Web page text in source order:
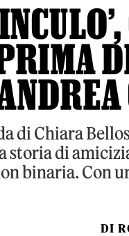
di Chiara
storia di
binaria. Con
DI